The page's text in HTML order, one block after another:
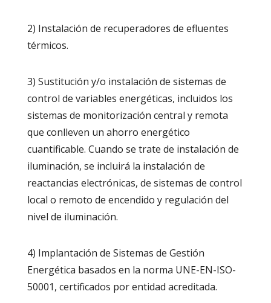
2) Instalación de recuperadores de efluentes
térmicos.
3) Sustitución y/o instalación de sistemas de
control de variables energéticas, incluidos los
sistemas de monitorización central y remota
que conlleven un ahorro energético
cuantificable. Cuando se trate de instalación de
iluminación, se incluirá la instalación de
reactancias electrónicas, de sistemas de control
local o remoto de encendido y regulación del
nivel de iluminación.
4) Implantación de Sistemas de Gestión
Energética basados en la norma UNE-EN-ISO-
50001, certificados por entidad acreditada.